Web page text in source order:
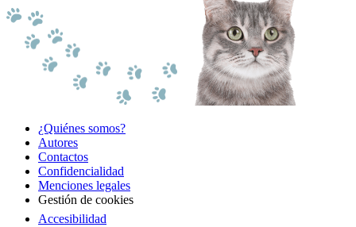
¿Quiénes somos?
Autores
Contactos
Confidencialidad
Menciones legales
Gestión de cookies
Accesibilidad